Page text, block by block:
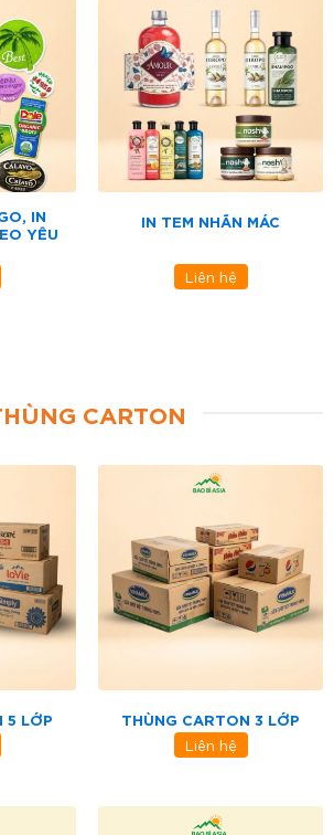
IN
YÊU
IN TEM NHÃN MÁC
Liên hệ
CARTON
5 LỚP THÙNG CARTON 3 LỚP
Liên hệ